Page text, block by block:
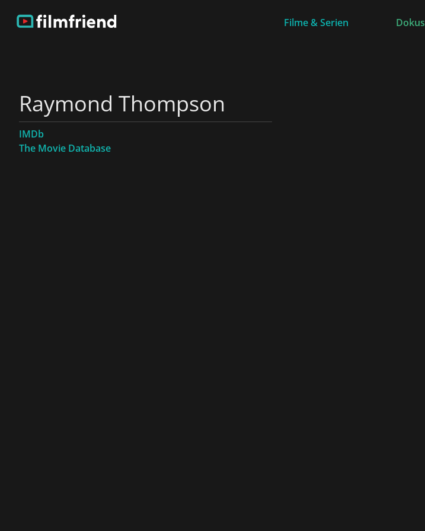
Filme & Serien Dokus
Raymond Thompson
IMDb
The Movie Database